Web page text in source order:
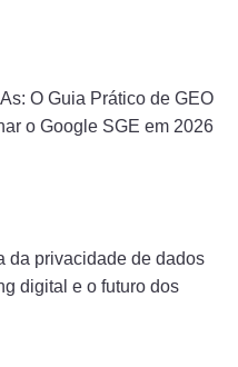
O Guia Prático de GEO
o Google SGE em 2026
da privacidade de dados
digital e o futuro dos